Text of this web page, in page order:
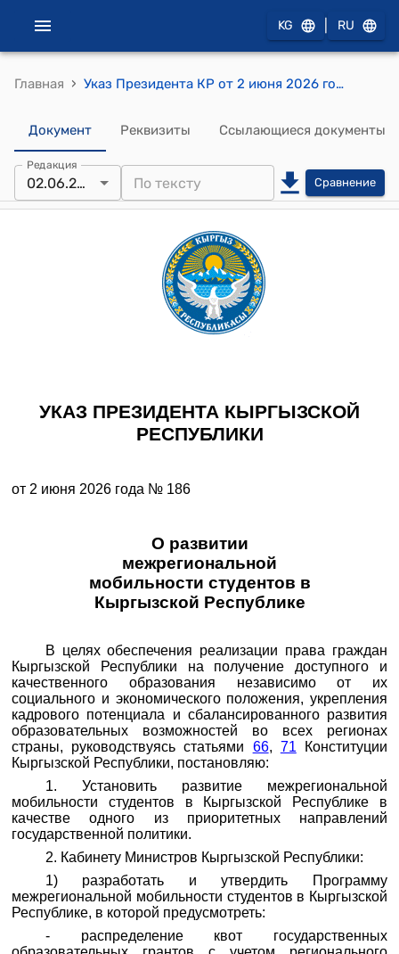
KG RU
Главная › Указ Президента КР от 2 июня 2026 года № 194 "О развитии межрегиональной мобильности студентов в Кыргызской Республике"
Документ Реквизиты Ссылающиеся документы
Редакция
02.06.2026 Сравнение